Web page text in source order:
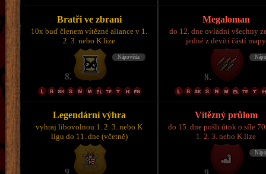
Bratři ve zbrani
10x buď členem vítězné aliance v 1.
2. 3. nebo K lize
Megaloman
do 12. dne ovládni všechny
jedné z devíti částí mapy
Legendární výhra
vyhraj libovolnou 1. 2. 3. nebo K
ligu do 11. dne (včetně)
Vítězný průlom
do 15. dne pošli útok o síle
1. 2. 3. nebo K lize